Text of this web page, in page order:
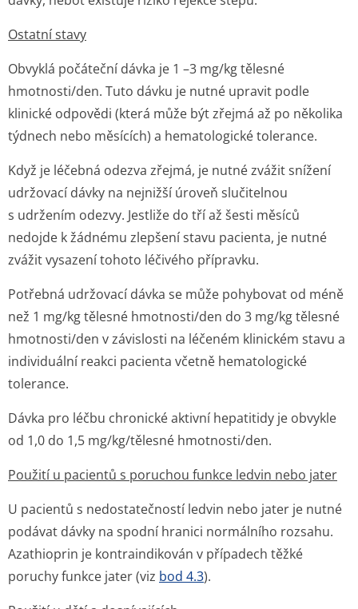
Ostatní stavy
Obvyklá počáteční dávka je 1 –3 mg/kg tělesné
hmotnosti/den. Tuto dávku je nutné upravit podle
klinické odpovědi (která může být zřejmá až po několika
týdnech nebo měsících) a hematologické tolerance.
Když je léčebná odezva zřejmá, je nutné zvážit snížení
udržovací dávky na nejnižší úroveň slučitelnou
s udržením odezvy. Jestliže do tří až šesti měsíců
nedojde k žádnému zlepšení stavu pacienta, je nutné
zvážit vysazení tohoto léčivého přípravku.
Potřebná udržovací dávka se může pohybovat od méně
než 1 mg/kg tělesné hmotnosti/den do 3 mg/kg tělesné
hmotnosti/den v závislosti na léčeném klinickém stavu a
individuální reakci pacienta včetně hematologické
tolerance.
Dávka pro léčbu chronické aktivní hepatitidy je obvykle
od 1,0 do 1,5 mg/kg/tělesné hmotnosti/den.
Použití u pacientů s poruchou funkce ledvin nebo jater
U pacientů s nedostatečností ledvin nebo jater je nutné
podávat dávky na spodní hranici normálního rozsahu.
Azathioprin je kontraindikován v případech těžké
poruchy funkce jater (viz bod 4.3).